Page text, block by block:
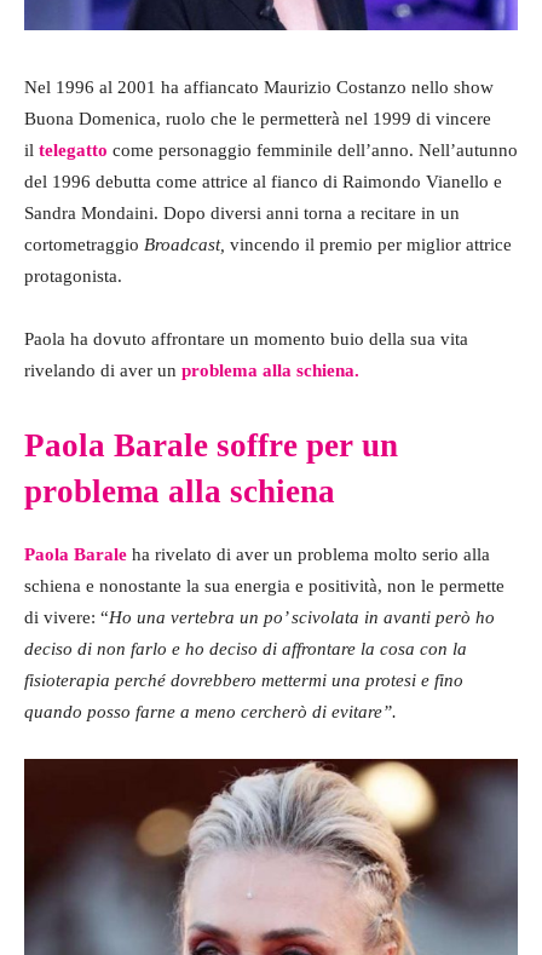
Nel 1996 al 2001 ha affiancato Maurizio Costanzo nello show
Buona Domenica, ruolo che le permetterà nel 1999 di vincere
il telegatto come personaggio femminile dell’anno. Nell’autunno
del 1996 debutta come attrice al fianco di Raimondo Vianello e
Sandra Mondaini. Dopo diversi anni torna a recitare in un
cortometraggio Broadcast, vincendo il premio per miglior attrice
protagonista.
Paola ha dovuto affrontare un momento buio della sua vita
rivelando di aver un problema alla schiena.
Paola Barale soffre per un
problema alla schiena
Paola Barale ha rivelato di aver un problema molto serio alla
schiena e nonostante la sua energia e positività, non le permette
di vivere: “Ho una vertebra un po’ scivolata in avanti però ho
deciso di non farlo e ho deciso di affrontare la cosa con la
fisioterapia perché dovrebbero mettermi una protesi e fino
quando posso farne a meno cercherò di evitare”.